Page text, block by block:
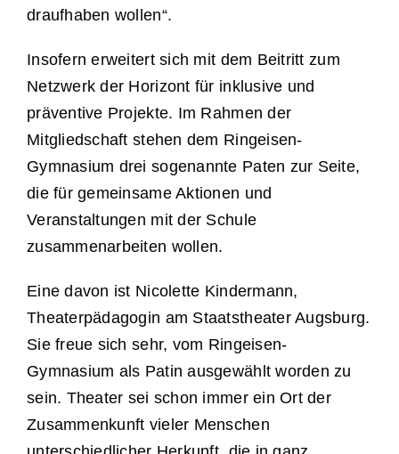
draufhaben wollen“.
Insofern erweitert sich mit dem Beitritt zum
Netzwerk der Horizont für inklusive und
präventive Projekte. Im Rahmen der
Mitgliedschaft stehen dem Ringeisen-
Gymnasium drei sogenannte Paten zur Seite,
die für gemeinsame Aktionen und
Veranstaltungen mit der Schule
zusammenarbeiten wollen.
Eine davon ist Nicolette Kindermann,
Theaterpädagogin am Staatstheater Augsburg.
Sie freue sich sehr, vom Ringeisen-
Gymnasium als Patin ausgewählt worden zu
sein. Theater sei schon immer ein Ort der
Zusammenkunft vieler Menschen